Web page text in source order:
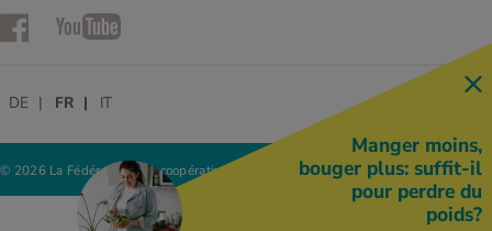
FacebookYouTube
© 2026 La Fédération des coopératives Migros
DE FR IT
Manger moins,
bouger plus: suffit-il
pour perdre du
poids?